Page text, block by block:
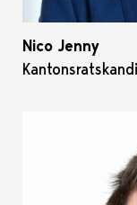
Nico Jenny